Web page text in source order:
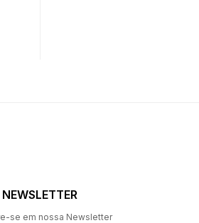
NEWSLETTER
se em nossa Newsletter